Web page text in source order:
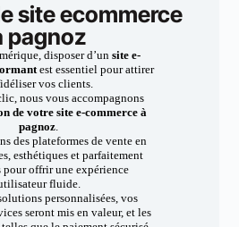
site ecommerce
pagnoz
disposer d’un site e-
est essentiel pour attirer
vos clients.
nous vous accompagnons
de votre site e-commerce à
pagnoz.
des plateformes de vente en
esthétiques et parfaitement
pour offrir une expérience
fluide.
personnalisées, vos
seront mis en valeur, et les